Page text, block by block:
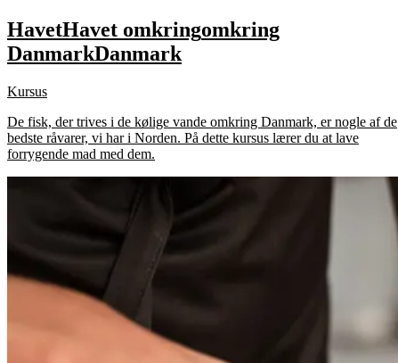
HavetHavet omkringomkring
DanmarkDanmark
Kursus
De fisk, der trives i de kølige vande omkring Danmark, er nogle af de
bedste råvarer, vi har i Norden. På dette kursus lærer du at lave
forrygende mad med dem.